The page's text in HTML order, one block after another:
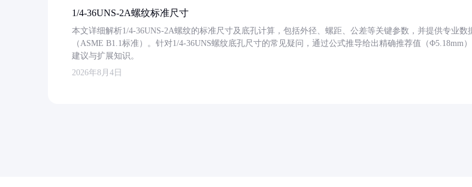
1/4-36UNS-2A螺纹标准尺寸
本文详细解析1/4-36UNS-2A螺纹的标准尺寸及底孔计算，包括外径、螺距、公差等关键参数，并提供专业数
（ASME B1.1标准）。针对1/4-36UNS螺纹底孔尺寸的常见疑问，通过公式推导给出精确推荐值（Φ5.18mm
建议与扩展知识。
2026年8月4日